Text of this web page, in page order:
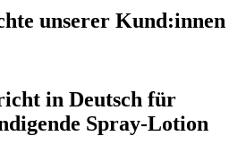
unserer Kund:innen
in Deutsch für
Spray-Lotion